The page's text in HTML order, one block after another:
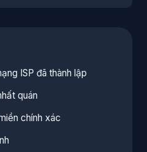
ISP đã thành lập
quán
chính xác